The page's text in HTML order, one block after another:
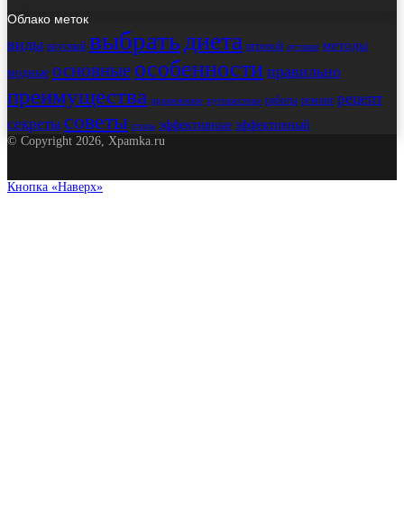
Облако меток
виды вкусный выбратьдиета игровой лучшие методы
модные основные особенности правильно
преимущества применение путешествие работы ремонт рецепт
секреты советы стиль эффективные эффективный
© Copyright 2026, Xpamka.ru
Кнопка «Наверх»